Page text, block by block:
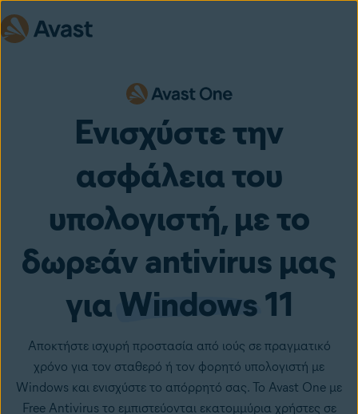
Ενισχύστε την
ασφάλεια του
υπολογιστή, με το
δωρεάν antivirus μας
γιαWindows11
Αποκτήστε ισχυρή προστασία από ιούς σε πραγματικό
χρόνο για τον σταθερό ή τον φορητό υπολογιστή με
Windows και ενισχύστε το απόρρητό σας. Το Avast One με
Free Antivirus το εμπιστεύονται εκατομμύρια χρήστες σε